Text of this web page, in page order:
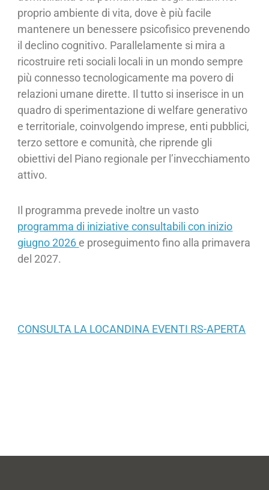
proprio ambiente di vita, dove è più facile
mantenere un benessere psicofisico prevenendo
il declino cognitivo. Parallelamente si mira a
ricostruire reti sociali locali in un mondo sempre
più connesso tecnologicamente ma povero di
relazioni umane dirette. Il tutto si inserisce in un
quadro di sperimentazione di welfare generativo
e territoriale, coinvolgendo imprese, enti pubblici,
terzo settore e comunità, che riprende gli
obiettivi del Piano regionale per l’invecchiamento
attivo.
Il programma prevede inoltre un vasto
programma di iniziative consultabili con inizio
giugno 2026 e proseguimento fino alla primavera
del 2027.
CONSULTA LA LOCANDINA EVENTI RS-APERTA